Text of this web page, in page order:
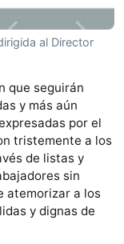
al Director
que seguirán
y más aún
por el
tristemente a los
de listas y
sin
atemorizar a los
y dignas de